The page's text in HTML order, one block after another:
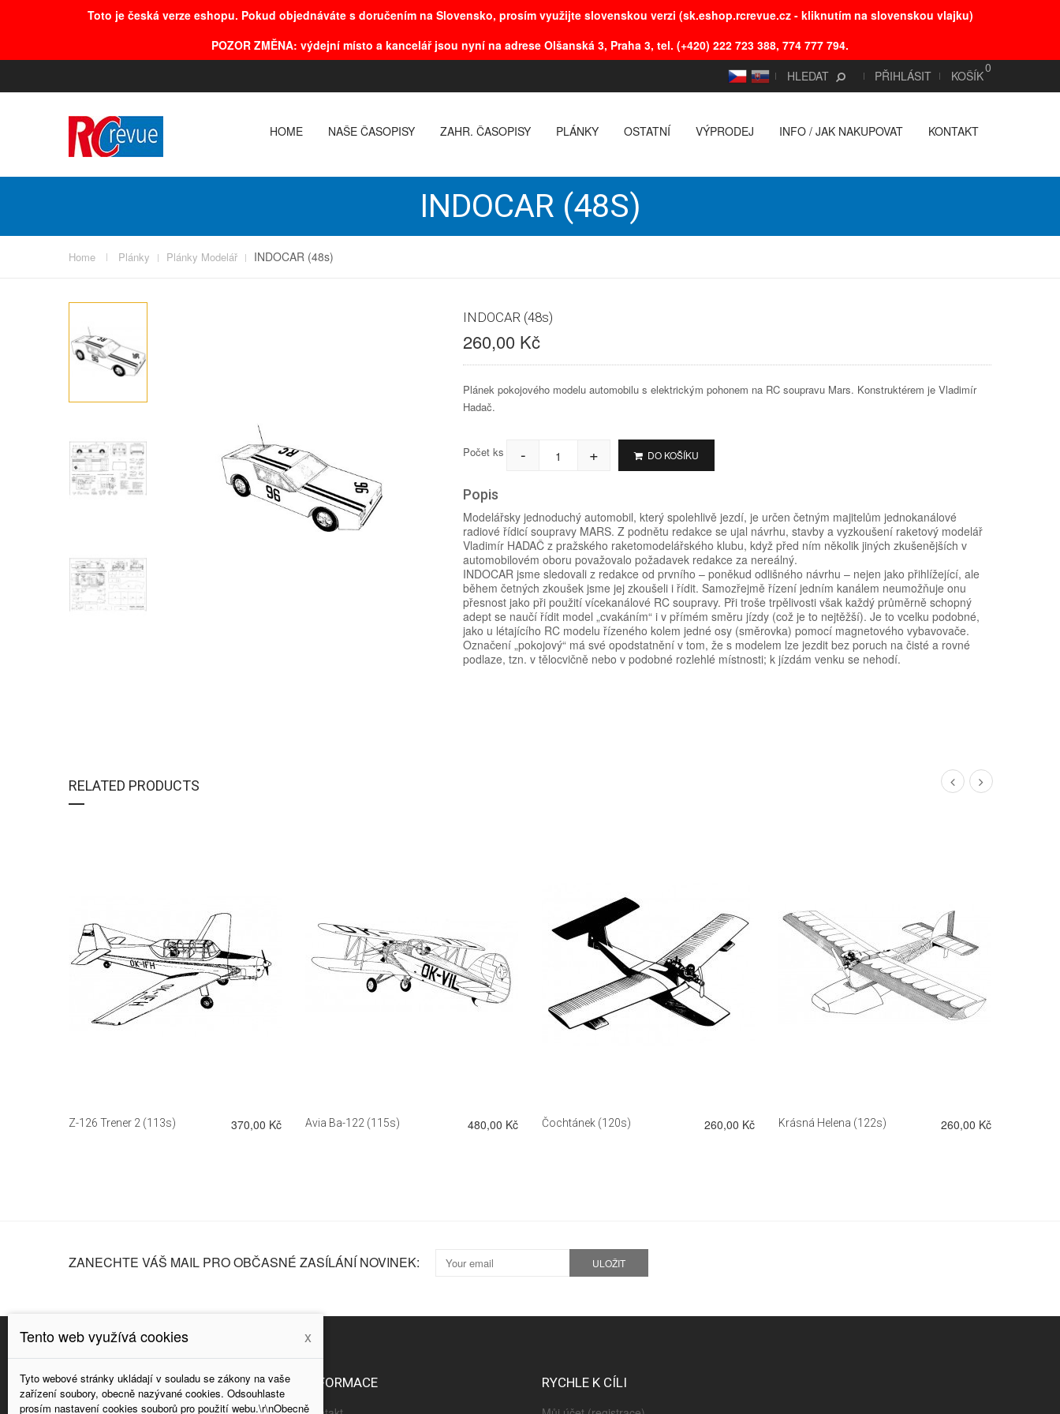
Toto je česká verze eshopu. Pokud objednáváte s doručením na Slovensko, prosím využijte slovenskou verzi (sk.eshop.rcrevue.cz - kliknutím na slovenskou vlajku)
POZOR ZMĚNA: výdejní místo a kancelář jsou nyní na adrese Olšanská 3, Praha 3, tel. (+420) 222 723 388, 774 777 794.
CS SK HLEDAT PŘIHLÁSIT KOŠÍK
0
HOME NAŠE ČASOPISY ZAHR. ČASOPISY PLÁNKY OSTATNÍ VÝPRODEJ INFO / JAK NAKUPOVAT KONTAKT
INDOCAR (48S)
Home Plánky Plánky Modelář INDOCAR (48s)
INDOCAR (48s)
260,00 Kč
Plánek pokojového modelu automobilu s elektrickým pohonem na RC soupravu Mars. Konstruktérem je Vladimír
Hadač.
Počet ks - + DO KOŠÍKU
Popis
Modelářsky jednoduchý automobil, který spolehlivě jezdí, je určen četným majitelům jednokanálové
radiové řídicí soupravy MARS. Z podnětu redakce se ujal návrhu, stavby a vyzkoušení raketový modelář
Vladimír HADAČ z pražského raketomodelářského klubu, když před ním několik jiných zkušenějších v
automobilovém oboru považovalo požadavek redakce za nereálný.
INDOCAR jsme sledovali z redakce od prvního – poněkud odlišného návrhu – nejen jako přihlížející, ale
během četných zkoušek jsme jej zkoušeli i řídit. Samozřejmě řízení jedním kanálem neumožňuje onu
přesnost jako při použití vícekanálové RC soupravy. Při troše trpělivosti však každý průměrně schopný
adept se naučí řídit model „cvakáním“ i v přímém směru jízdy (což je to nejtěžší). Je to vcelku podobné,
jako u létajícího RC modelu řízeného kolem jedné osy (směrovka) pomocí magnetového vybavovače.
Označení „pokojový“ má své opodstatnění v tom, že s modelem lze jezdit bez poruch na čisté a rovné
podlaze, tzn. v tělocvičně nebo v podobné rozlehlé místnosti; k jízdám venku se nehodí.
RELATED PRODUCTS
Z-126 Trener 2 (113s) 370,00 Kč
DETAIL
Avia Ba-122 (115s) 480,00 Kč
DETAIL
Čochtánek (120s) 260,00 Kč
DETAIL
Krásná Helena (122s) 260,00 Kč
DETAIL
ZANECHTE VÁŠ MAIL PRO OBČASNÉ ZASÍLÁNÍ NOVINEK: ULOŽIT
NAPIŠTE NÁM
INFORMACE
RYCHLE K CÍLI
Tento web využívá cookies x
Tyto webové stránky ukládají v souladu se zákony na vaše
zařízení soubory, obecně nazývané cookies. Odsouhlaste
prosím nastavení cookies souborů pro použití webu.\r\nObecně